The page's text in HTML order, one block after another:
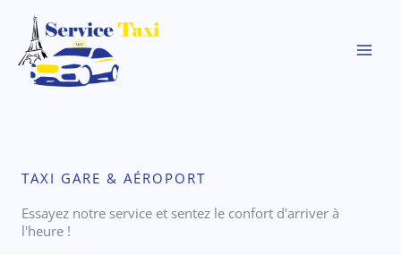
contenu
TAXI GARE & AÉROPORT
Essayez notre service et sentez le confort d'arriver à
l'heure !